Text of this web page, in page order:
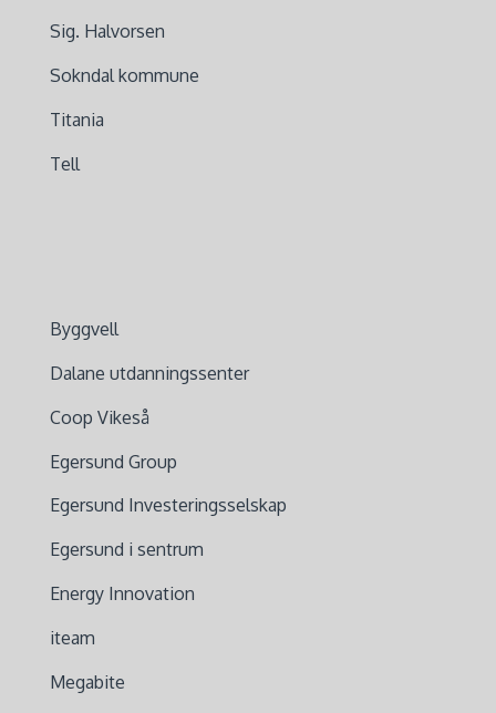
Sig. Halvorsen
Sokndal kommune
Titania
Tell
Byggvell
Dalane utdanningssenter
Coop Vikeså
Egersund Group
Egersund Investeringsselskap
Egersund i sentrum
Energy Innovation
iteam
Megabite